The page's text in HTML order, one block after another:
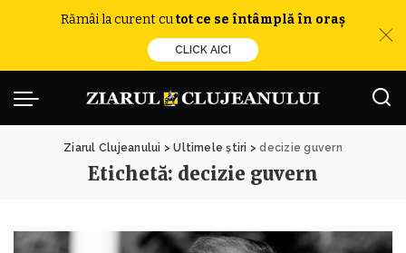
Rămâi la curent cutot ce se întâmplă în oraș
CLICK AICI
Ziarul Clujeanului >Ultimele știri >decizie guvern
Etichetă: decizie guvern